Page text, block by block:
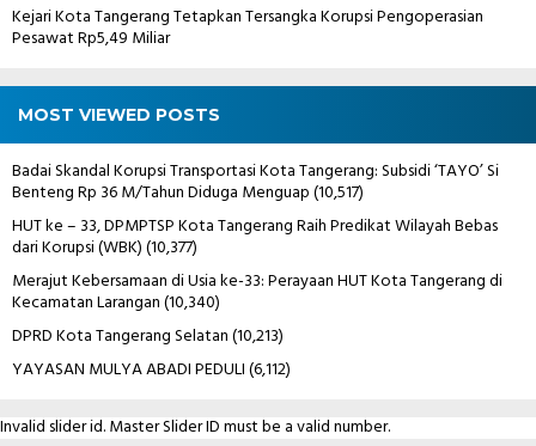
Kejari Kota Tangerang Tetapkan Tersangka Korupsi Pengoperasian
Pesawat Rp5,49 Miliar
MOST VIEWED POSTS
Badai Skandal Korupsi Transportasi Kota Tangerang: Subsidi ‘TAYO’ Si
Benteng Rp 36 M/Tahun Diduga Menguap(10,517)
HUT ke – 33, DPMPTSP Kota Tangerang Raih Predikat Wilayah Bebas
dari Korupsi (WBK)(10,377)
Merajut Kebersamaan di Usia ke-33: Perayaan HUT Kota Tangerang di
Kecamatan Larangan(10,340)
DPRD Kota Tangerang Selatan(10,213)
YAYASAN MULYA ABADI PEDULI(6,112)
Invalid slider id. Master Slider ID must be a valid number.